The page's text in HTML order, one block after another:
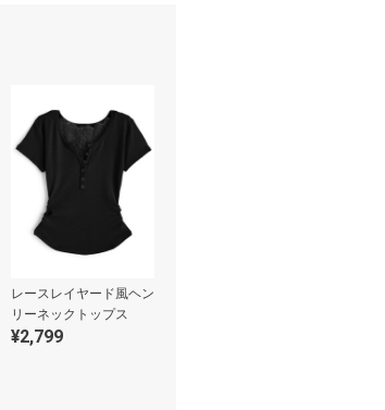
レースレイヤード風ヘン
リーネックトップス
¥2,799